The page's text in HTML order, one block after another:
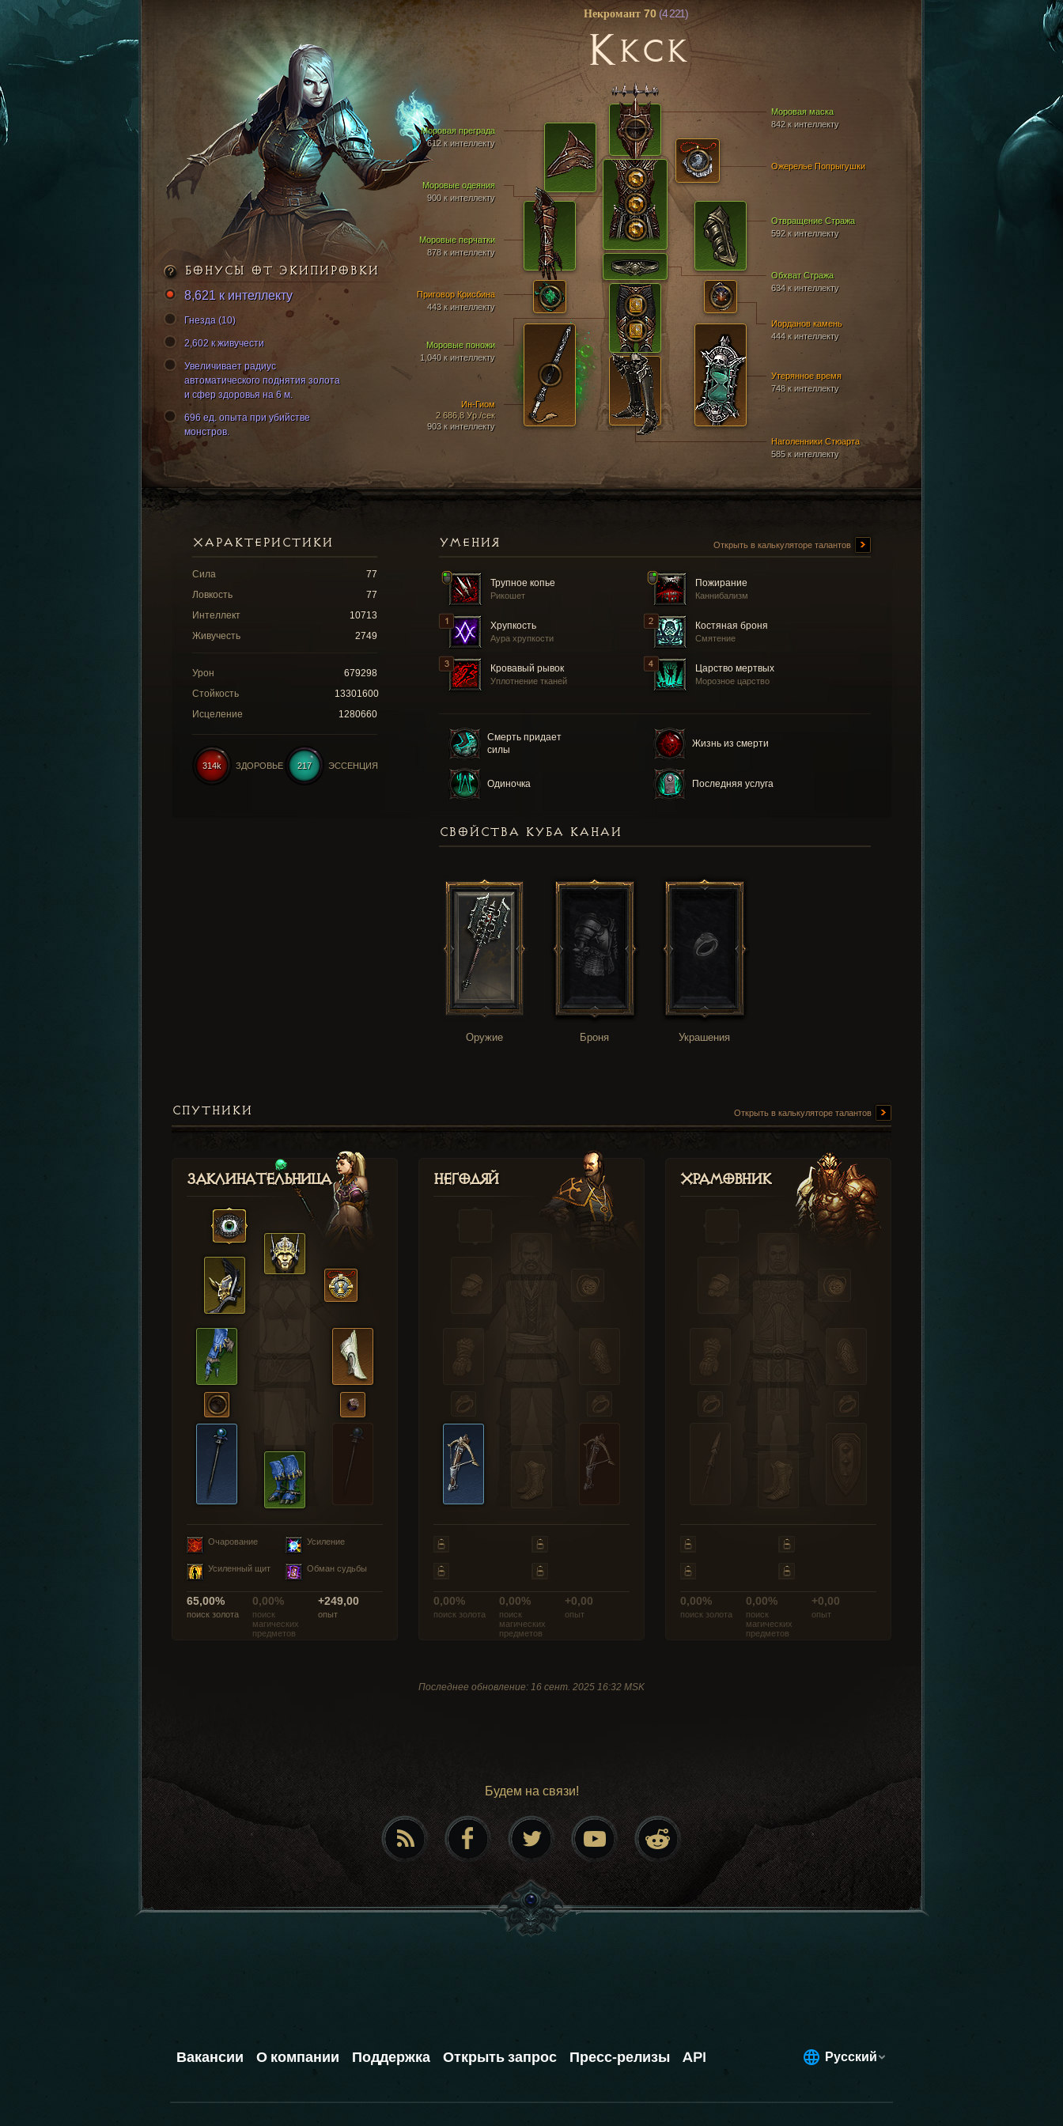
Некромант70 (4 221)
KKCK
Моровая маска
842 к интеллекту
Моровые одеяния
900 к интеллекту
Наголенники Стюарта
585 к интеллекту
Моровые перчатки
878 к интеллекту
Моровая преграда
612 к интеллекту
Моровые поножи
1,040 к интеллекту
Отвращение Стража
592 к интеллекту
Ин-Гиом
2 686,8 Ур./сек
903 к интеллекту
Утерянное время
748 к интеллекту
Обхват Стража
634 к интеллекту
Иорданов камень
444 к интеллекту
Приговор Крисбина
443 к интеллекту
Ожерелье Попрыгушки
БОНУСЫ ОТ ЭКИПИРОВКИ
8,621 к интеллекту
Гнезда (10)
2,602 к живучести
Увеличивает радиус
автоматического поднятия золота
и сфер здоровья на 6 м.
696 ед. опыта при убийстве
монстров.
УМЕНИЯ Открыть в калькуляторе талантов
Трупное копье
Рикошет
Пожирание
Каннибализм
Хрупкость
Аура хрупкости
Костяная броня
Смятение
Кровавый рывок
Уплотнение тканей
Царство мертвых
Морозное царство
Смерть придает
силы
Жизнь из смерти
Одиночка Последняя услуга
ХАРАКТЕРИСТИКИ
Сила
77
Ловкость
77
Интеллект
10713
Живучесть
2749
Урон
679298
Стойкость
13301600
Исцеление
1280660
217 ЭССЕНЦИЯ
314k ЗДОРОВЬЕ
СВОЙСТВА КУБА КАНАИ
Оружие Броня Украшения
СПУТНИКИ Открыть в калькуляторе талантов
Заклинательница
Очарование Усиление
Усиленный щит Обман судьбы
65,00%
поиск золота
0,00%
поиск
магических
предметов
+249,00
опыт
Негодяй
0,00%
поиск золота
0,00%
поиск
магических
предметов
+0,00
опыт
Храмовник
0,00%
поиск золота
0,00%
поиск
магических
предметов
+0,00
опыт
Последнее обновление: 16 сент. 2025 16:32 MSK
Будем на связи!